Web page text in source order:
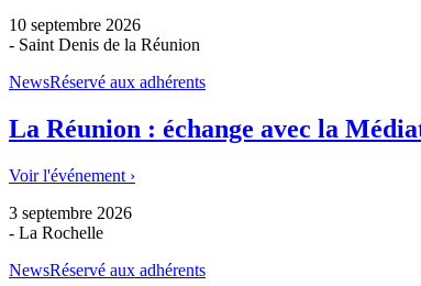
10 septembre 2026
- Saint Denis de la Réunion
NewsRéservé aux adhérents
La Réunion : échange avec la
Voir l'événement ›
3 septembre 2026
- La Rochelle
NewsRéservé aux adhérents